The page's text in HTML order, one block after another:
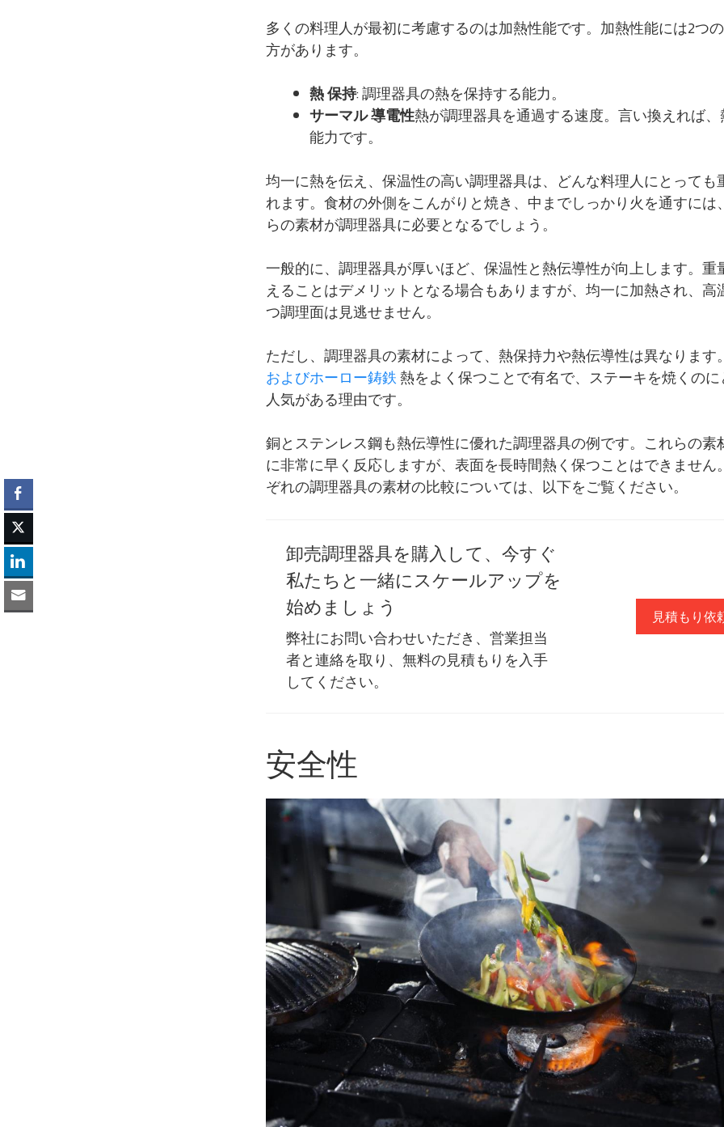
多くの料理人が最初に考慮するのは加熱性能です。加熱性能には2つ
方があります。
熱保持: 調理器具の熱を保持する能力。
サーマル導電性熱が調理器具を通過する速度。言い換えれば
能力です。
均一に熱を伝え、保温性の高い調理器具は、どんな料理人にとっても
れます。食材の外側をこんがりと焼き、中までしっかり火を通すには
らの素材が調理器具に必要となるでしょう。
一般的に、調理器具が厚いほど、保温性と熱伝導性が向上します。重
えることはデメリットとなる場合もありますが、均一に加熱され、高
つ調理面は見逃せません。
ただし、調理器具の素材によって、熱保持力や熱伝導性は異なります
およびホーロー鋳鉄熱をよく保つことで有名で、ステーキを焼くの
人気がある理由です。
銅とステンレス鋼も熱伝導性に優れた調理器具の例です。これらの素
に非常に早く反応しますが、表面を長時間熱く保つことはできません
ぞれの調理器具の素材の比較については、以下をご覧ください。
卸売調理器具を購入して、今すぐ
私たちと一緒にスケールアップを
始めましょう
弊社にお問い合わせいただき、営業担当
者と連絡を取り、無料の見積もりを入手
してください。
見積もり依
安全性